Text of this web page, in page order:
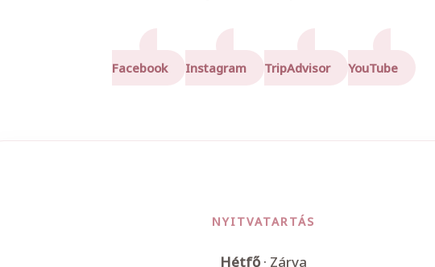
Facebook Instagram TripAdvisor YouTube
NYITVATARTÁS
Hétfő· Zárva